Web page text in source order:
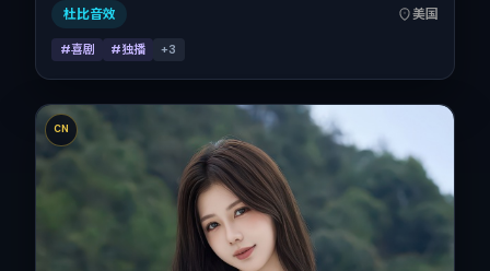
14），全片105分钟，节奏张弛有度。
杜比音效 美国
#喜剧 #独播 +3
CN